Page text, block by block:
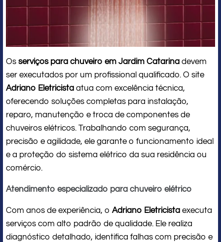
Os serviços para chuveiro em Jardim Catarina devem
ser executados por um profissional qualificado. O site
Adriano Eletricista atua com excelência técnica,
oferecendo soluções completas para instalação,
reparo, manutenção e troca de componentes de
chuveiros elétricos. Trabalhando com segurança,
precisão e agilidade, ele garante o funcionamento ideal
e a proteção do sistema elétrico da sua residência ou
comércio.
Atendimento especializado para chuveiro elétrico
Com anos de experiência, o Adriano Eletricista executa
serviços com alto padrão de qualidade. Ele realiza
diagnóstico detalhado, identifica falhas com precisão e